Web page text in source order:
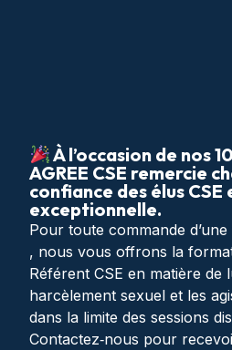
À l’occasion de nos
AGREE CSE remercie
confiance des élus
exceptionnelle.
Pour toute commande
, nous vous offrons la
Référent CSE en matière de
harcèlement sexuel et les
dans la limite des sessions
Contactez‑nous pour